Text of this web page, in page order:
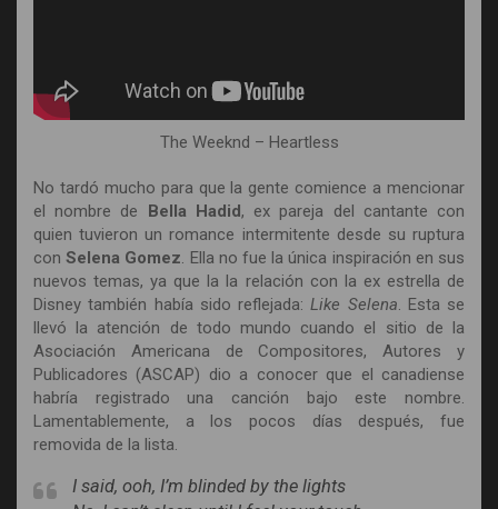
The Weeknd – Heartless
No tardó mucho para que la gente comience a mencionar
el nombre de Bella Hadid, ex pareja del cantante con
quien tuvieron un romance intermitente desde su ruptura
conSelena Gomez. Ella no fue la única inspiración en sus
nuevos temas, ya que la la relación con la ex estrella de
Disney también había sido reflejada:Like Selena. Esta se
llevó la atención de todo mundo cuando el sitio de la
Asociación Americana de Compositores, Autores y
Publicadores (ASCAP) dio a conocer que el canadiense
habría registrado una canción bajo este nombre.
Lamentablemente, a los pocos días después, fue
removida de la lista.
I said, ooh, I’m blinded by the lights